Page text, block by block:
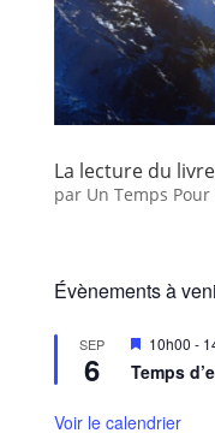
La lecture du
par Un Temps
Évènements à
SEP
6
M
s
n
10h00 -
Temps
Voir le calendrier